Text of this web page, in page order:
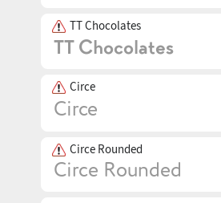
TT Chocolates
Circe
Circe Rounded